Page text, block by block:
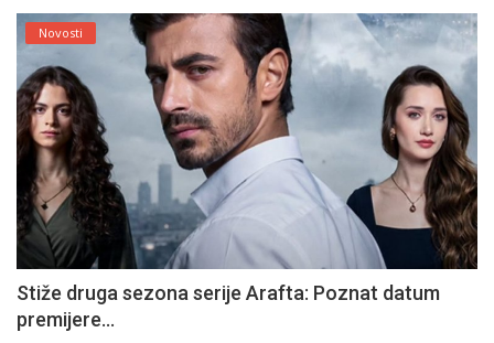
Novosti
Stiže druga sezona serije Arafta: Poznat datum
premijere...